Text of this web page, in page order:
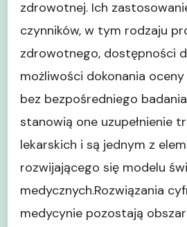
zdrowotnej. Ich
czynników, w tym rodzaju
zdrowotnego, dostępności
możliwości dokonania
bez bezpośredniego
stanowią one uzupełnienie
lekarskich i są jednym z
rozwijającego się modelu
medycznych.Rozwiązania
medycynie pozostają